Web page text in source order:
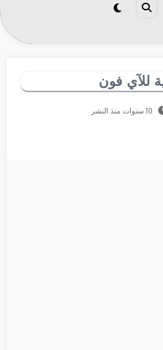
للآي فون
10 سنوات منذ النشر